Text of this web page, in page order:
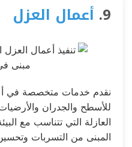
9. أعمال العزل
نقدم خدمات متخصصة في
للأسطح والجدران
العازلة التي تتناسب مع
المبنى من التسربات